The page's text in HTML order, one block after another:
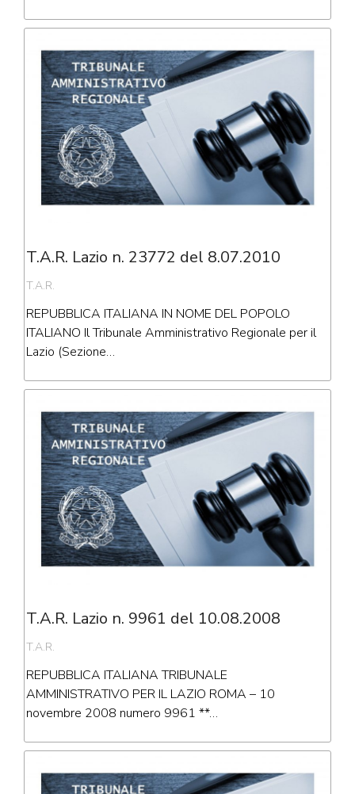
T.A.R. Lazio n. 23772 del 8.07.2010
T.A.R.
REPUBBLICA ITALIANA IN NOME DEL POPOLO
ITALIANO Il Tribunale Amministrativo Regionale per il
Lazio (Sezione…
T.A.R. Lazio n. 9961 del 10.08.2008
T.A.R.
REPUBBLICA ITALIANA TRIBUNALE
AMMINISTRATIVO PER IL LAZIO ROMA – 10
novembre 2008 numero 9961 **…